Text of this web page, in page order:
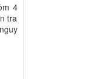
4
tra